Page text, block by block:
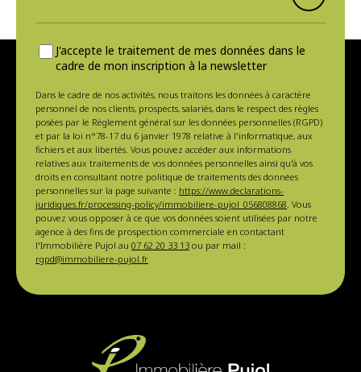
J'accepte le traitement de mes données dans le
cadre de mon inscription à la newsletter
Dans le cadre de nos activités, nous traitons les données à caractère
personnel de nos clients, prospects, salariés, dans le respect des règles
posées par le Règlement général sur les données personnelles (RGPD)
et par la loi n°78-17 du 6 janvier 1978 relative à l'informatique, aux
fichiers et aux libertés. Vous pouvez accéder aux informations
relatives aux traitements de vos données personnelles ainsi qu'à vos
droits en consultant notre politique de traitements des données
personnelles sur la page suivante : https://www.declarations-
juridiques.fr/processing-policy/immobiliere-pujol_056808868 . Vous
pouvez vous opposer à ce que vos données soient utilisées par notre
agence à des fins de prospection commerciale en contactant
l'Immobilière Pujol au 07 62 20 33 13 ou par mail :
rgpd@immobiliere-pujol.fr